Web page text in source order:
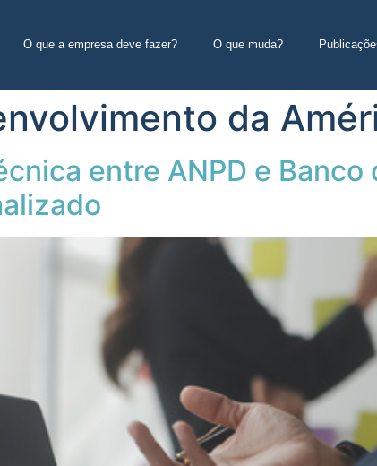
O que a empresa deve fazer? O que muda?
da
entre ANPD e